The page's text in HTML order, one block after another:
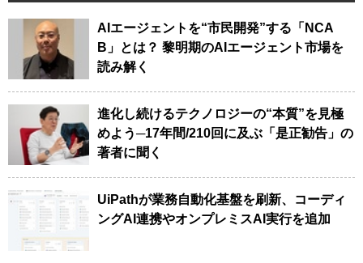
AIエージェントを“市民開発”する「NCA
B」とは？ 黎明期のAIエージェント市場を
読み解く
進化し続けるテクノロジーの“本質”を見極
めよう─17年間/210回に及ぶ「是正勧告」の
著者に聞く
UiPathが業務自動化基盤を刷新、コーディ
ングAI連携やオンプレミスAI実行を追加